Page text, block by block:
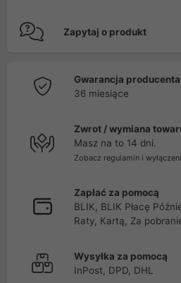
Zapytaj o produkt
Gwarancja producenta
36 miesiące
Zwrot / wymiana
Masz na to 14 dni.
Zobacz regulamin i
Zapłać za pomocą
BLIK, BLIK Płacę
Raty, Kartą, Za
Wysyłka za pomocą
InPost, DPD, DHL